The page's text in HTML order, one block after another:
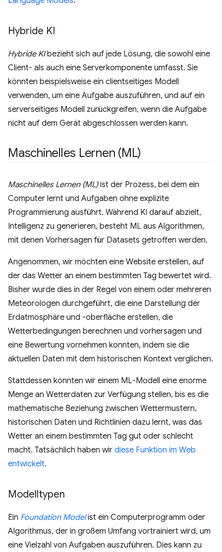
Hybride KI
Hybride KIbezieht sich auf jede Lösung, die sowohl eine
Client- als auch eine Serverkomponente umfasst. Sie
könnten beispielsweise ein clientseitiges Modell
verwenden, um eine Aufgabe auszuführen, und auf ein
serverseitiges Modell zurückgreifen, wenn die Aufgabe
nicht auf dem Gerät abgeschlossen werden kann.
Maschinelles Lernen (ML)
Maschinelles Lernen (ML)ist der Prozess, bei dem ein
Computer lernt und Aufgaben ohne explizite
Programmierung ausführt. Während KI darauf abzielt,
Intelligenz zu generieren, besteht ML aus Algorithmen,
mit denen Vorhersagen für Datasets getroffen werden.
Angenommen, wir möchten eine Website erstellen, auf
der das Wetter an einem bestimmten Tag bewertet wird.
Bisher wurde dies in der Regel von einem oder mehreren
Meteorologen durchgeführt, die eine Darstellung der
Erdatmosphäre und -oberfläche erstellen, die
Wetterbedingungen berechnen und vorhersagen und
eine Bewertung vornehmen konnten, indem sie die
aktuellen Daten mit dem historischen Kontext verglichen.
Stattdessen könnten wir einem ML-Modell eine enorme
Menge an Wetterdaten zur Verfügung stellen, bis es die
mathematische Beziehung zwischen Wettermustern,
historischen Daten und Richtlinien dazu lernt, was das
Wetter an einem bestimmten Tag gut oder schlecht
macht. Tatsächlich haben wir diese Funktion im Web
entwickelt.
Modelltypen
Ein Foundation Modelist ein Computerprogramm oder
Algorithmus, der in großem Umfang vortrainiert wird, um
eine Vielzahl von Aufgaben auszuführen. Dies kann zu